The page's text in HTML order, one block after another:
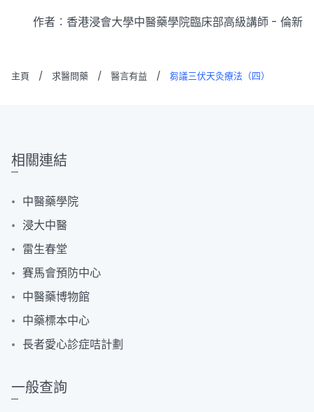
作者︰香港浸會大學中醫藥學院臨床部高級講師 - 倫新
主頁 / 求醫問藥 / 醫言有益 / 芻議三伏天灸療法（四）
相關連結
中醫藥學院
浸大中醫
雷生春堂
賽馬會預防中心
中醫藥博物館
中藥標本中心
長者愛心診症咭計劃
一般查詢